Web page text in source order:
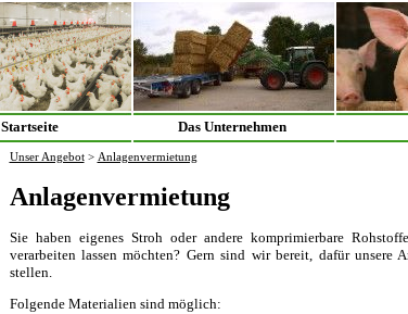
Startseite Das Unternehmen
Unser Angebot > Anlagenvermietung
Anlagenvermietung
Sie haben eigenes Stroh oder andere komprimierbare
verarbeiten lassen möchten? Gern sind wir bereit, dafür unsere
stellen.
Folgende Materialien sind möglich: